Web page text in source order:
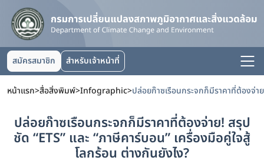
สมัครสมาชิก สำหรับเจ้าหน้าที่
หน้าแรก>สื่อสิ่งพิมพ์>Infographic>
ปล่อยก๊าซเรือนกระจกก็มีราคาที่ต้องจ่าย! สรุป
ชัด “ETS” และ “ภาษีคาร์บอน” เครื่องมือคู่ใจสู้
โลกร้อน ต่างกันยังไง?